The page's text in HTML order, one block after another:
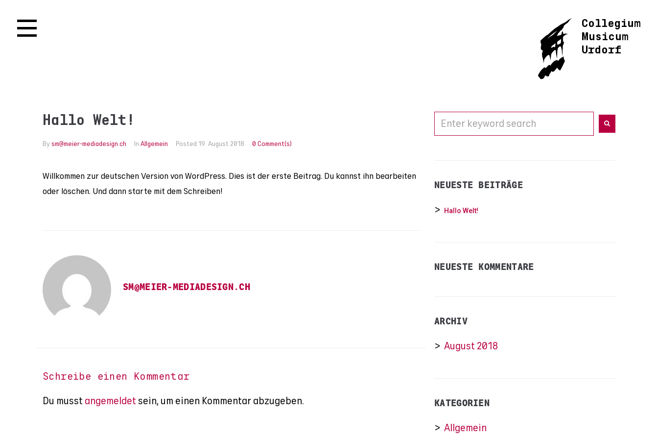
Collegium
Musicum
Urdorf
Hallo Welt!
By sm@meier-mediadesign.ch In Allgemein Posted 19. August 2018 0 Comment(s)
Willkommen zur deutschen Version von WordPress. Dies ist der erste Beitrag. Du kannst ihn bearbeiten
oder löschen. Und dann starte mit dem Schreiben!
SM@MEIER-MEDIADESIGN.CH
Schreibe einen Kommentar
Du musst angemeldet sein, um einen Kommentar abzugeben.
NEUESTE BEITRÄGE
Hallo Welt!
NEUESTE KOMMENTARE
ARCHIV
August 2018
KATEGORIEN
Allgemein